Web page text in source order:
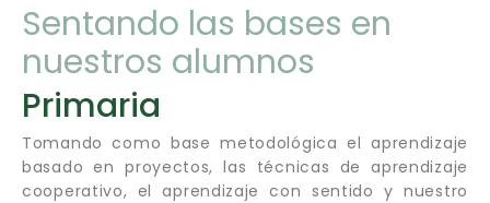
Sentando las bases en
nuestros alumnos
Primaria
Tomando como base metodológica el aprendizaje
basado en proyectos, las técnicas de aprendizaje
cooperativo, el aprendizaje con sentido y nuestro